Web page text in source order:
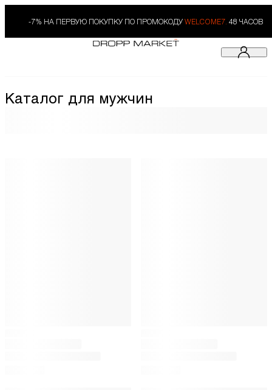
-7% НА ПЕРВУЮ ПОКУПКУ ПО ПРОМОКОДУ WELCOME7. 48 ЧАСОВ
Каталог для мужчин